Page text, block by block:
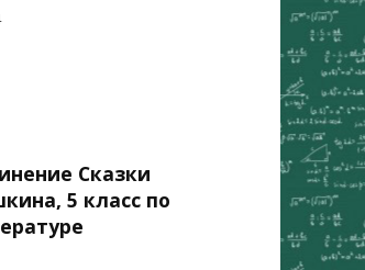
Сказки
5 класс по